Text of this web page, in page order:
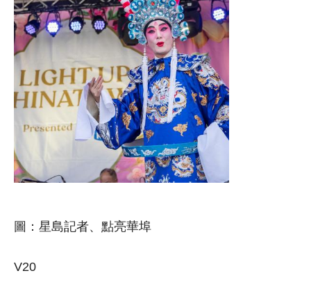
圖：星島記者、點亮華埠
V20